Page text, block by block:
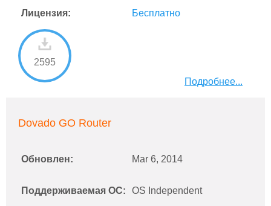
Лицензия: Бесплатно
2595
Подробнее...
Dovado GO Router
Обновлен: Mar 6, 2014
Поддерживаемая ОС: OS Independent